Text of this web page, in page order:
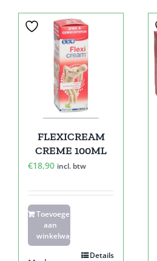
FLEXICREAM
CREME 100ML
€18,90 incl. btw
Toevoegen
aan
winkelwagen
Details